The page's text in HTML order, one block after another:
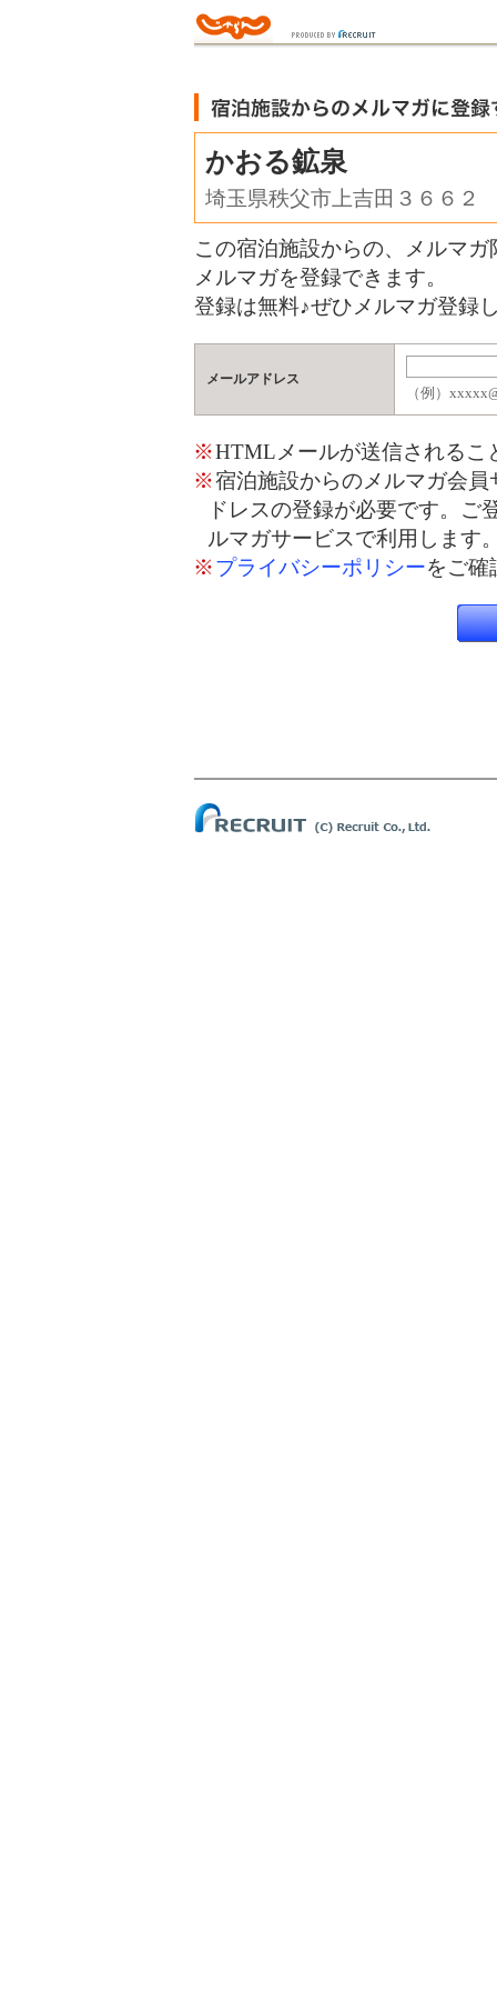
かおる鉱泉
埼玉県秩父市上吉田３６６２
この宿泊施設からの、メルマ
メルマガを登録できます。
登録は無料♪ぜひメルマガ登録
メールアドレス
（例）
※HTMLメールが送信されるこ
※宿泊施設からのメルマガ会
ドレスの登録が必要です。ご
ルマガサービスで利用します
※プライバシーポリシーをご確